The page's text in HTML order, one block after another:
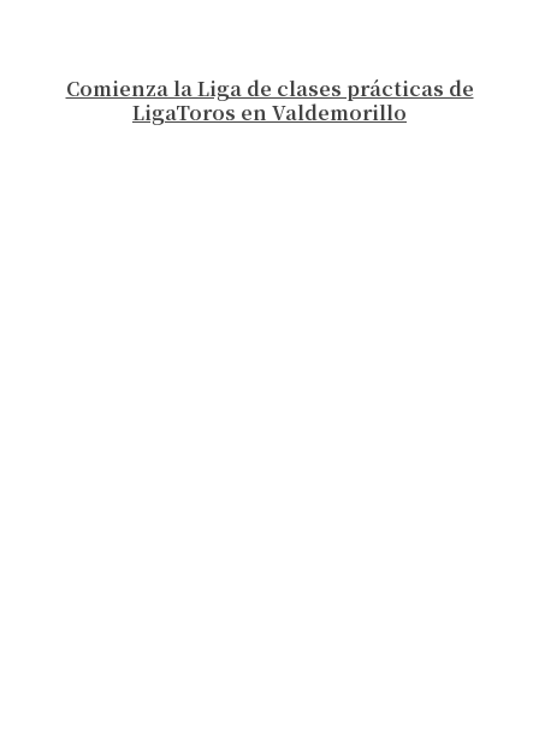
Comienza la Liga de clases prácticas de
LigaToros en Valdemorillo